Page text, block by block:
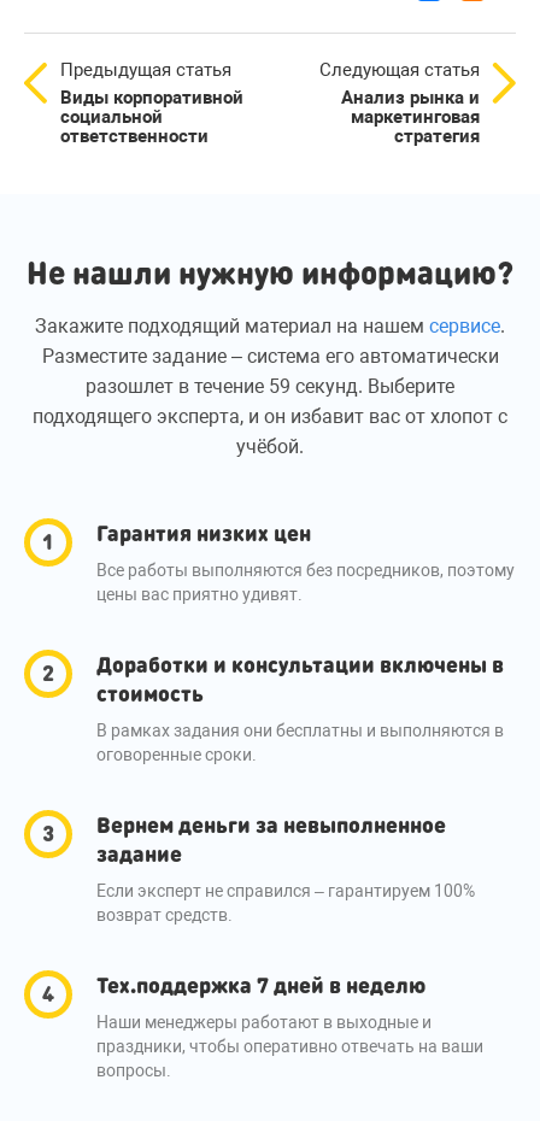
Предыдущая статья
Виды корпоративной
социальной
ответственности
Следующая статья
Анализ рынка и
маркетинговая
стратегия
Не нашли нужную информацию?
Закажите подходящий материал на нашем сервисе.
Разместите задание – система его автоматически
разошлет в течение 59 секунд. Выберите
подходящего эксперта, и он избавит вас от хлопот с
учёбой.
Гарантия низких цен
Все работы выполняются без посредников, поэтому
цены вас приятно удивят.
Доработки и консультации включены в
стоимость
В рамках задания они бесплатны и выполняются в
оговоренные сроки.
Вернем деньги за невыполненное
задание
Если эксперт не справился – гарантируем 100%
возврат средств.
Тех.поддержка 7 дней в неделю
Наши менеджеры работают в выходные и
праздники, чтобы оперативно отвечать на ваши
вопросы.